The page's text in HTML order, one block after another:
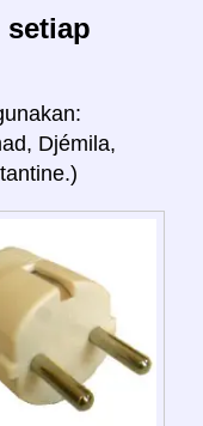
setiap
Djémila,